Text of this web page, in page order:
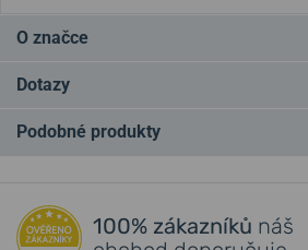
O značce
značka vzniká. Následně se přes několik
španělskou nadvládu. Část produkce je ale
Švýcarsku a nese tak označení Swiss Made.
S více než stoletou tradicí se Festina stala
Dotazy
Přidat dotaz
Podobné produkty
100% zákazníků náš